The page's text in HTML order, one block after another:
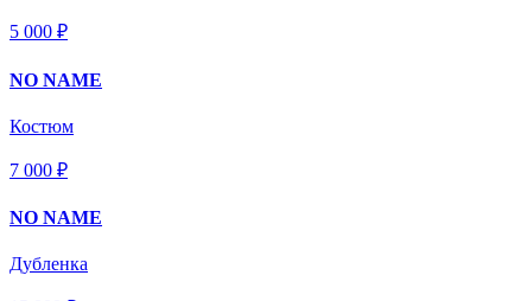
5 000 ₽
NO NAME
Костюм
7 000 ₽
NO NAME
Дубленка